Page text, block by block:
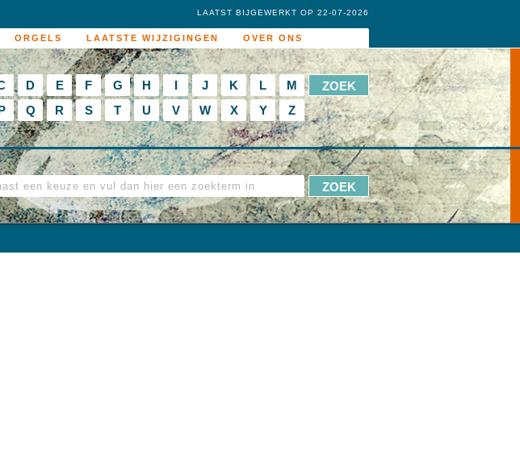
ORGELS LAATSTE WIJZIGINGEN OVER ONS
LAATST BIJGEWERKT OP 22-07-2026
D E F G H I J K L
M
Q R S T U V W X Y Z